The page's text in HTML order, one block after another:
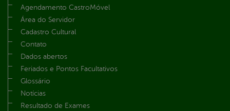
Agendamento CastroMóvel
Área do Servidor
Cadastro Cultural
Contato
Dados abertos
Feriados e Pontos Facultativos
Glossário
Notícias
Resultado de Exames